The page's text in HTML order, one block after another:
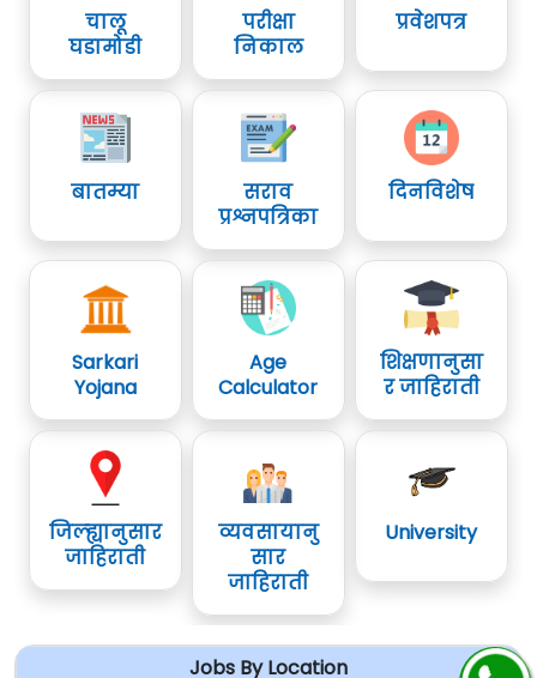
चालू
घडामोडी
परीक्षा
निकाल
प्रवेशपत्र
बातम्या
सराव
प्रश्नपत्रिका
दिनविशेष
Sarkari
Yojana
Age
Calculator
शिक्षणानुसा
र जाहिराती
जिल्ह्यानुसार
जाहिराती
व्यवसायानु
सार
जाहिराती
University
Jobs By Location